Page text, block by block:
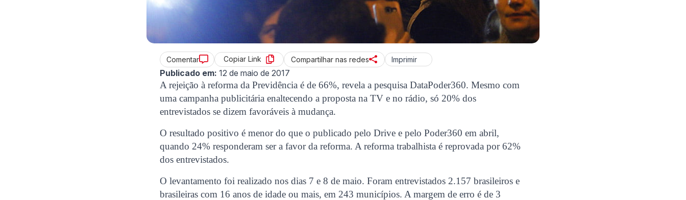
Comentar Copiar Link Compartilhar nas redes Imprimir
Publicado em: 12 de maio de 2017
A rejeição à reforma da Previdência é de 66%, revela a pesquisa DataPoder360. Mesmo com
uma campanha publicitária enaltecendo a proposta na TV e no rádio, só 20% dos
entrevistados se dizem favoráveis à mudança.
O resultado positivo é menor do que o publicado pelo Drive e pelo Poder360 em abril,
quando 24% responderam ser a favor da reforma. A reforma trabalhista é reprovada por 62%
dos entrevistados.
O levantamento foi realizado nos dias 7 e 8 de maio. Foram entrevistados 2.157 brasileiros e
brasileiras com 16 anos de idade ou mais, em 243 municípios. A margem de erro é de 3